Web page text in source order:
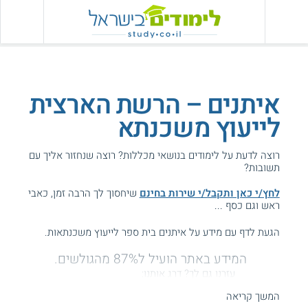
איתנים – הרשת הארצית
לייעוץ משכנתא
רוצה לדעת על לימודים בנושאי מכללות? רוצה שנחזור אליך עם
תשובות?
לחץ/י כאן ותקבל/י שירות בחינם שיחסוך לך הרבה זמן, כאבי
ראש וגם כסף ...
הגעת לדף עם מידע על איתנים בית ספר לייעוץ משכנתאות.
המידע באתר הועיל ל87% מהגולשים.
עזרנו גם לך? דרג אותנו:
המשך קריאה